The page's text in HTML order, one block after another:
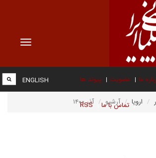
Toggle
ما عضویت پیوند ها
تماس با ما RSS
ENGLISH
اروپا آرشیو آذر ۱۴۰۰